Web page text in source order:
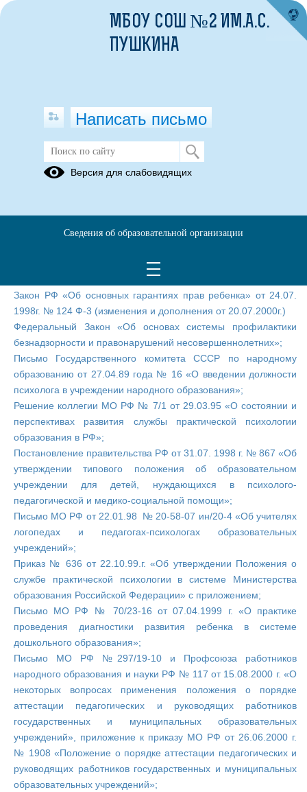
Нормативная документация
Международные:
Конвенция ООН о правах ребенка.
Закон РФ «Об основных гарантиях прав ребенка» от 24.07.
1998г. № 124 Ф-3 (изменения и дополнения от 20.07.2000г.)
Федеральный Закон «Об основах системы профилактики
безнадзорности и правонарушений несовершеннолетних»;
Письмо Государственного комитета СССР по народному
образованию от 27.04.89 года № 16 «О введении должности
психолога в учреждении народного образования»;
Решение коллегии МО РФ № 7/1 от 29.03.95 «О состоянии и
перспективах развития службы практической психологии
образования в РФ»;
Постановление правительства РФ от 31.07. 1998 г. № 867 «Об
утверждении типового положения об образовательном
учреждении для детей, нуждающихся в психолого-
педагогической и медико-социальной помощи»;
Письмо МО РФ от 22.01.98 № 20-58-07 ин/20-4 «Об учителях
логопедах и педагогах-психологах образовательных
учреждений»;
Приказ № 636 от 22.10.99.г. «Об утверждении Положения о
службе практической психологии в системе Министерства
образования Российской Федерации» с приложением;
Письмо МО РФ № 70/23-16 от 07.04.1999 г. «О практике
проведения диагностики развития ребенка в системе
дошкольного образования»;
Письмо МО РФ №297/19-10 и Профсоюза работников
народного образования и науки РФ № 117 от 15.08.2000 г. «О
некоторых вопросах применения положения о порядке
аттестации педагогических и руководящих работников
государственных и муниципальных образовательных
учреждений», приложение к приказу МО РФ от 26.06.2000 г.
№ 1908 «Положение о порядке аттестации педагогических и
руководящих работников государственных и муниципальных
образовательных учреждений»;
МБОУ СОШ №2 ИМ.А.С.
ПУШКИНА
Написать письмо
Версия для слабовидящих
Сведения об образовательной организации